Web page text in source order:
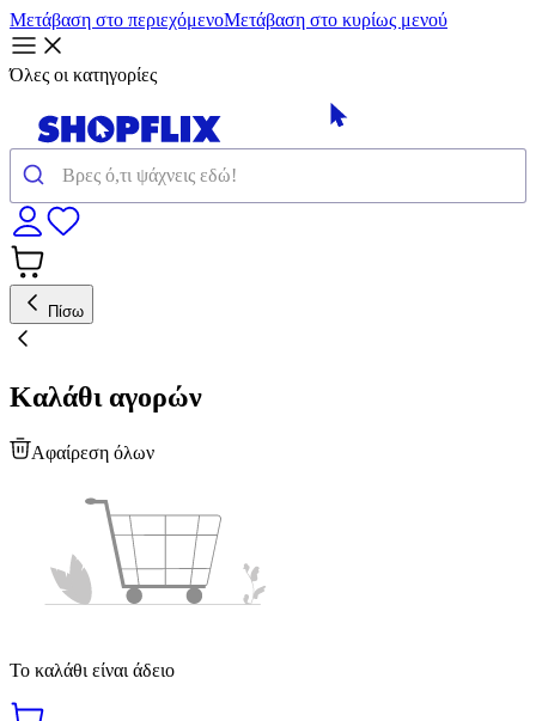
Μετάβαση στο περιεχόμενοΜετάβαση στο κυρίως μενού
Όλες οι κατηγορίες
Πίσω
Καλάθι αγορών
Αφαίρεση όλων
Το καλάθι είναι άδειο